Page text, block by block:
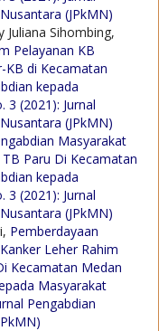
(JPkMN)
Juliana Sihombing,
Pelayanan KB
KB di Kecamatan
kepada
3 (2021): Jurnal
(JPkMN)
Masyarakat
Paru Di Kecamatan
kepada
3 (2021): Jurnal
(JPkMN)
Pemberdayaan
Leher Rahim
Kecamatan Medan
Masyarakat
Pengabdian